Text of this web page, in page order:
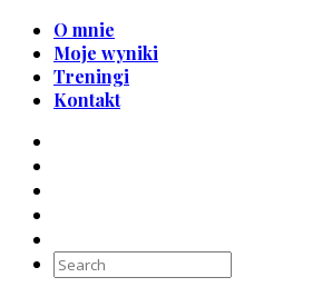
O mnie
Moje wyniki
Treningi
Kontakt